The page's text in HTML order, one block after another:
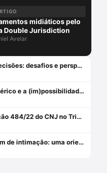
midiáticos pelo
Double Jurisdiction
Avelar
IA e a fundamentação das decisões: desafios e perspectivas à luz da atualização da Resolução CNJ 332/20
Absolvição pelo quesito genérico e a (im)possibilidade recursal
Reconhecimento na Resolução 484/22 do CNJ no Tribunal do Júri
O artigo 422 do CPP e a ordem de intimação: uma orientação constitucional